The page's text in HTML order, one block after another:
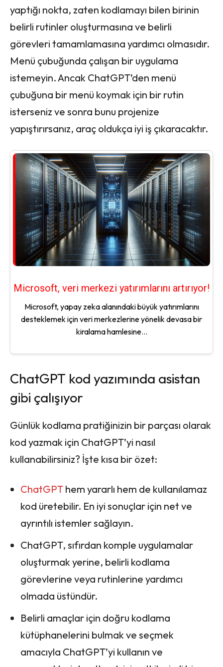
yaptığı nokta, zaten kodlamayı bilen birinin
belirli rutinler oluşturmasına ve belirli
görevleri tamamlamasına yardımcı olmasıdır.
Menü çubuğunda çalışan bir uygulama
istemeyin. Ancak ChatGPT’den menü
çubuğuna bir menü koymak için bir rutin
isterseniz ve sonra bunu projenize
yapıştırırsanız, araç oldukça iyi iş çıkaracaktır.
Microsoft, veri merkezi yatırımlarını artırıyor!
Microsoft, yapay zeka alanındaki büyük yatırımlarını
desteklemek için veri merkezlerine yönelik devasa bir
kiralama hamlesine...
ChatGPT kod yazımında asistan
gibi çalışıyor
Günlük kodlama pratiğinizin bir parçası olarak
kod yazmak için ChatGPT’yi nasıl
kullanabilirsiniz? İşte kısa bir özet:
ChatGPT hem yararlı hem de kullanılamaz
kod üretebilir. En iyi sonuçlar için net ve
ayrıntılı istemler sağlayın.
ChatGPT, sıfırdan komple uygulamalar
oluşturmak yerine, belirli kodlama
görevlerine veya rutinlerine yardımcı
olmada üstündür.
Belirli amaçlar için doğru kodlama
kütüphanelerini bulmak ve seçmek
amacıyla ChatGPT’yi kullanın ve